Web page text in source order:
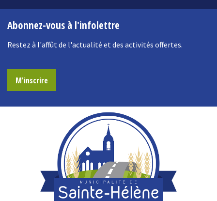
Abonnez-vous à l'infolettre
Restez à l'affût de l'actualité et des activités offertes.
M'inscrire